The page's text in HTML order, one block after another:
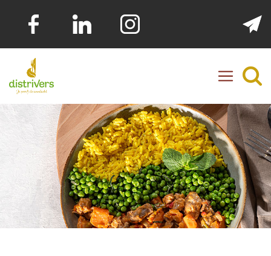
Distrivers